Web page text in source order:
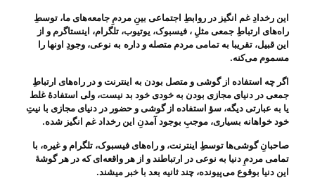
این رخدادِ غم انگیز در روابطِ اجتماعی بینِ مردمِ جامعه‌های ما، توسطِ
راه‌های ارتباطِ جمعی مثلِ ، فیسبوک، یوتیوب، تلگرام، اینستاگرم و از
این قبیل، تقریبا به تمامی مردم متصله و داره به نوعی، وجودِ اونها را
مسموم می‌‌کنه.
اگر چه استفاده از گوشی و متصل بودن به اینترنت و در راه‌های ارتباطِ
جمعی در دنیای مجازی بودن به خودی خود بد نیست، ولی‌ استفادهٔ غلط
یا به عبارتی دیگه، سؤ استفاده از گوشی و حضور در دنیای مجازی با نیتِ
خود خواهانه بسیاری، موجبِ بوجود آمدنِ این رخداد غم انگیز شده.
صاحبانِ گوشی‌ها توسطِ اینترنت، و راه‌های فیسبوک، تلگرام و غیره، با
تمامی مردمِ دنیا به نوعی در ارتباطند و از هر واقعه‌ای که در هر گوشهٔ
این دنیا بوقوع می‌‌پیونده، چند ثانیه بعد با خبر میشند.